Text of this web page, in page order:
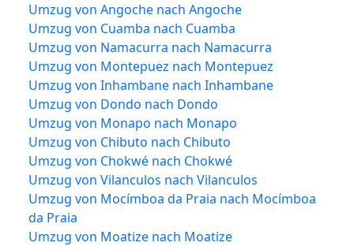
Umzug von Angoche nach Angoche
Umzug von Cuamba nach Cuamba
Umzug von Namacurra nach Namacurra
Umzug von Montepuez nach Montepuez
Umzug von Inhambane nach Inhambane
Umzug von Dondo nach Dondo
Umzug von Monapo nach Monapo
Umzug von Chibuto nach Chibuto
Umzug von Chokwé nach Chokwé
Umzug von Vilanculos nach Vilanculos
Umzug von Mocímboa da Praia nach Mocímboa
da Praia
Umzug von Moatize nach Moatize